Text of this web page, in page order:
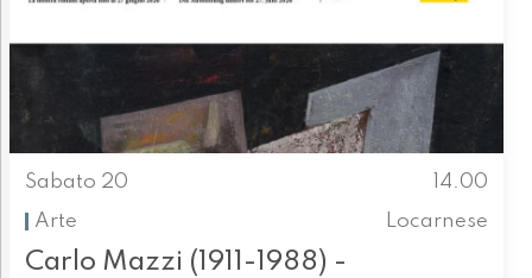
Sabato 20
14.00
Arte
Locarnese
Carlo Mazzi (1911-1988) -